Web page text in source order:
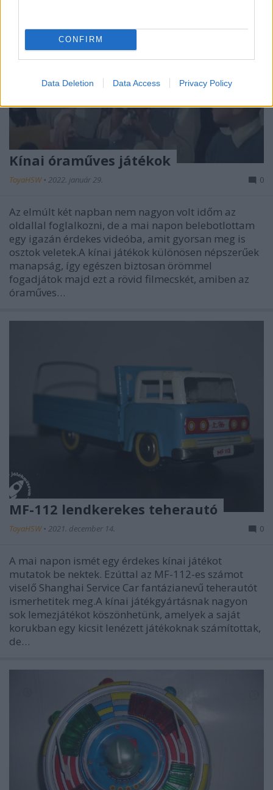
CONFIRM
Data Deletion Data Access Privacy Policy
Kínai óraműves játékok
ToyaHSW • 2022. január 29. 0
Az elmúlt két napban nem nagyon volt időm az
oldallal foglalkozni, de a mai napon belebotlottam
egy igazán érdekes videóba, amit gyorsan meg is
osztok veletek.A kínai játékok különösen népszerűek
manapság, így egészen biztosan örömmel
fogadjátok majd ezt a rövid filmecskét, amiben az
óraműves…
MF-112 lendkerekes teherautó
ToyaHSW • 2021. december 14. 0
A mai napon ismét egy érdekes kínai játékot
mutatok be nektek. Ezúttal az MF-112-es számot
viselő Shanghai Service Car fantázianevű teherautót
ismerhetitek meg.A kínai játékgyártásnak nagyon
sok lemezjátékot köszönhetünk, amelyek a saját
korukban egy kicsit lenézett játékoknak számítottak,
de…